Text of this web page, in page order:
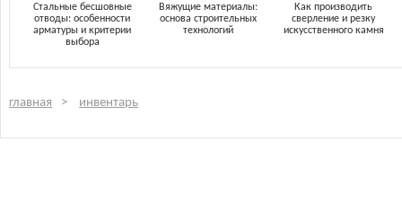
Стальные бесшовные
отводы: особенности
арматуры и критерии
выбора
Вяжущие материалы:
основа строительных
технологий
Как производить
сверление и резку
искусственного камня
главная инвентарь